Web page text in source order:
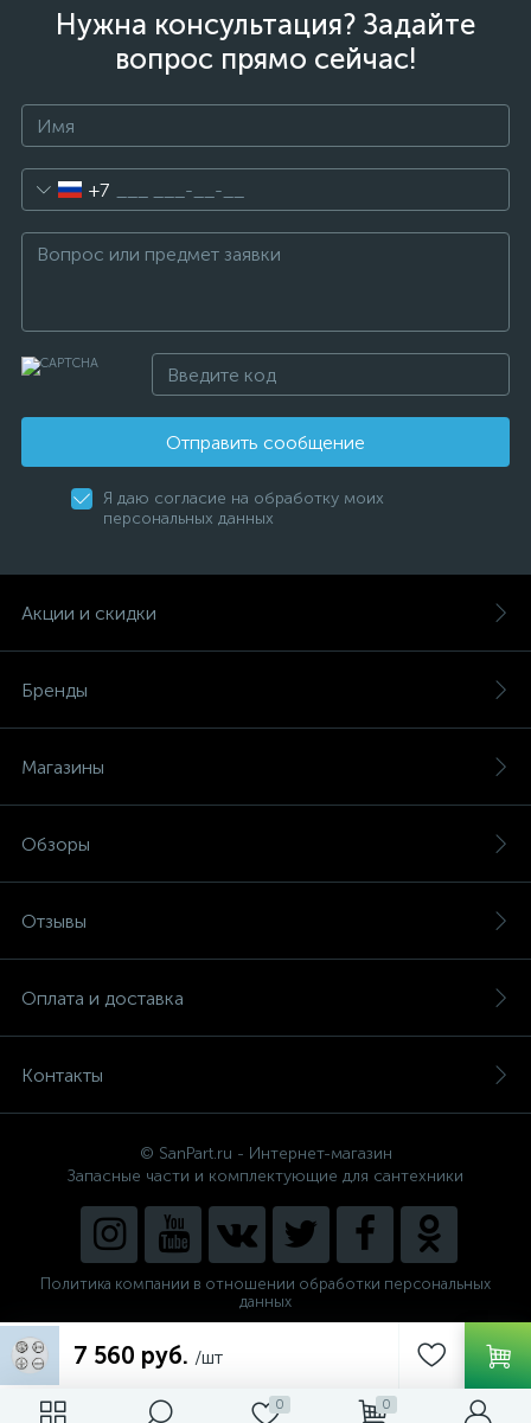
0 0
7 560 руб. /шт
Нужна консультация? Задайте
вопрос прямо сейчас!
+7
Отправить сообщение
Я даю согласие на обработку моих
персональных данных
Акции и скидки
Бренды
Магазины
Обзоры
Отзывы
Оплата и доставка
Контакты
© SanPart.ru - Интернет-магазин
Запасные части и комплектующие для сантехники
Политика компании в отношении обработки персональных
данных